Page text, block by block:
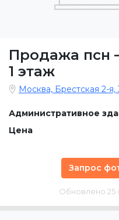
Продажа псн
1 этаж
Москва, Брестская 2-я,
Административное
Цена
Запрос
Обновлено 25